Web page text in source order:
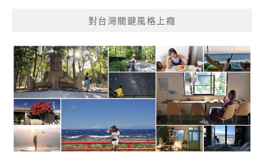
對台灣關鍵風格上癮